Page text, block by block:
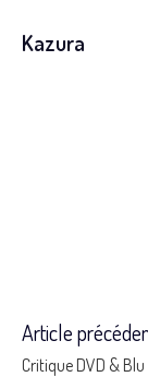
Kazura
Read
Article
Critique DVD &